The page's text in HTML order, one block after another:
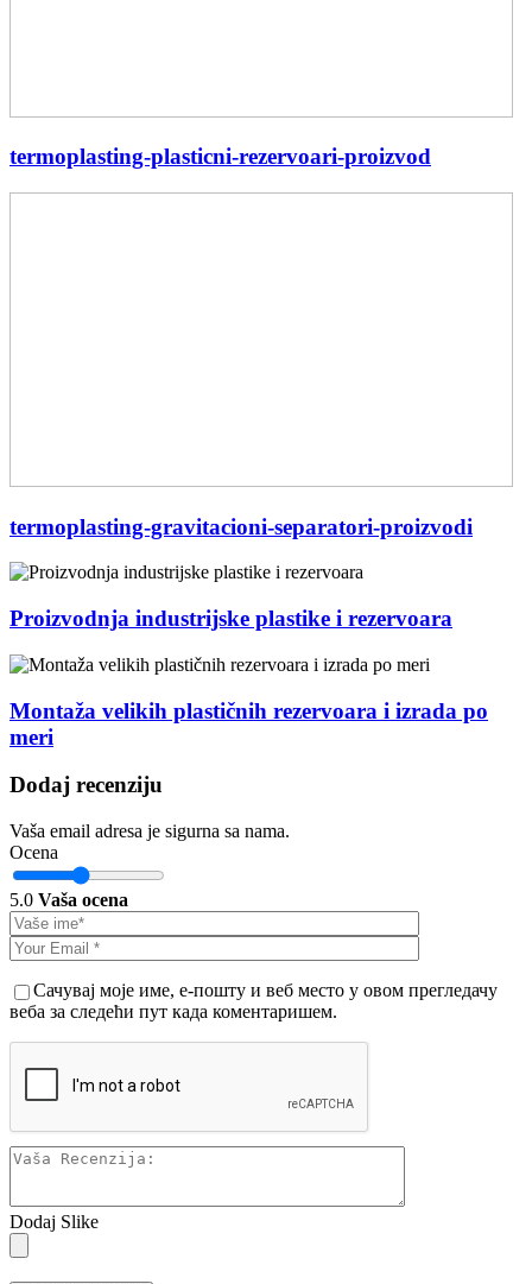
termoplasting-plasticni-rezervoari-proizvod
termoplasting-gravitacioni-separatori-proizvodi
Proizvodnja industrijske plastike i rezervoara
Montaža velikih plastičnih rezervoara i izrada po
meri
Dodaj recenziju
Vaša email adresa je sigurna sa nama.
Ocena
5.0 Vaša ocena
Сачувај моје име, е-пошту и веб место у овом прегледачу
веба за следећи пут када коментаришем.
Dodaj Slike